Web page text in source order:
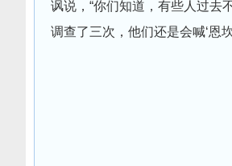
讽说，“你们知道，有些人过去
调查了三次，他们还是会喊‘恩